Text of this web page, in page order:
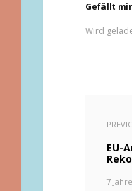
Gefällt
Wird
EU-
7